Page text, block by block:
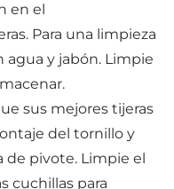
en el
Para una limpieza
agua y jabón. Limpie
sus mejores tijeras
del tornillo y
de pivote. Limpie el
cuchillas para